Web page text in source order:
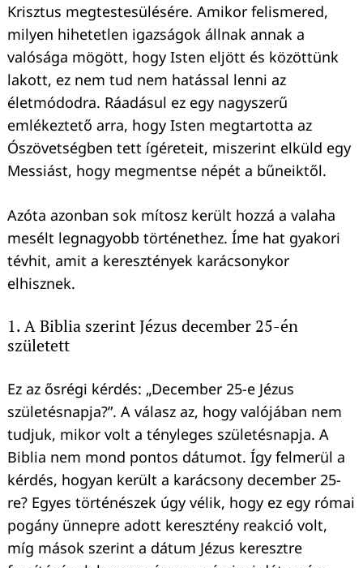
Krisztus megtestesülésére. Amikor felismered,
milyen hihetetlen igazságok állnak annak a
valósága mögött, hogy Isten eljött és közöttünk
lakott, ez nem tud nem hatással lenni az
életmódodra. Ráadásul ez egy nagyszerű
emlékeztető arra, hogy Isten megtartotta az
Ószövetségben tett ígéreteit, miszerint elküld egy
Messiást, hogy megmentse népét a bűneiktől.
Azóta azonban sok mítosz került hozzá a valaha
mesélt legnagyobb történethez. Íme hat gyakori
tévhit, amit a keresztények karácsonykor
elhisznek.
1. A Biblia szerint Jézus december 25-én
született
Ez az ősrégi kérdés: „December 25-e Jézus
születésnapja?”. A válasz az, hogy valójában nem
tudjuk, mikor volt a tényleges születésnapja. A
Biblia nem mond pontos dátumot. Így felmerül a
kérdés, hogyan került a karácsony december 25-
re? Egyes történészek úgy vélik, hogy ez egy római
pogány ünnepre adott keresztény reakció volt,
míg mások szerint a dátum Jézus keresztre